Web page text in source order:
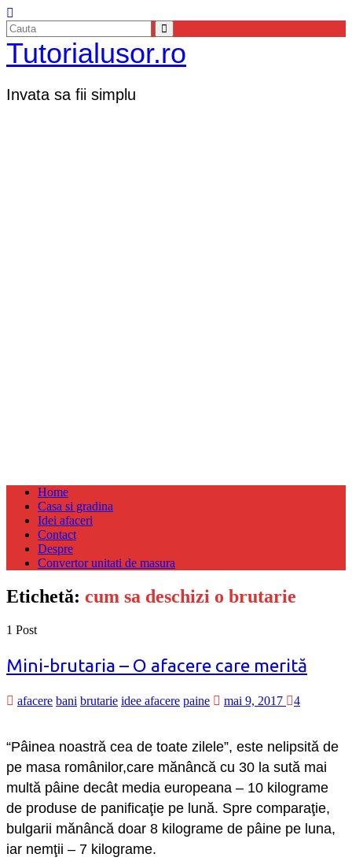
Tutorialusor.ro
Invata sa fii simplu
Home
Casa si gradina
Idei afaceri
Contact
Despre
Convertor unitati de masura
Etichetă: cum sa deschizi o brutarie
1 Post
Mini-brutaria – O afacere care merită
afacere bani brutarie idee afacere paine mai 9, 2017 4
“Pâinea noastră cea de toate zilele”, este nelipsită de
pe masa românilor,care mănâncă cu 30 la sută mai
multă pâine decât media europeana – 10 kilograme
de produse de panificaţie pe lună. Spre comparaţie,
bulgarii mănâncă doar 8 kilograme de pâine pe luna,
iar nemţii – 7 kilograme.